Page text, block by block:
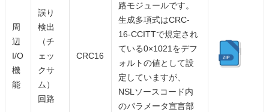
周
辺
I/O
機
能
誤り
検出
（チ
ェッ
クサ
ム）
回路
CRC16
路モジュールです。
生成多項式はCRC-
16-CCITTで規定され
ている0×1021をデフ
ォルトの値として設
定していますが、
NSLソースコード内
のパラメータ宣言部